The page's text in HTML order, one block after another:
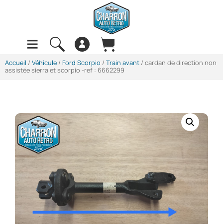
Accueil / Véhicule / Ford Scorpio / Train avant / cardan de direction non
assistée sierra et scorpio -ref : 6662299